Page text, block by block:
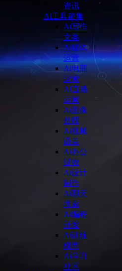
资讯
Ai工具箱集
Ai写作
文案
Ai媒体
运营
Ai电商
运营
AI直播
运营
Ai图像
处理
Ai视频
语音
Ai办公
提效
Ai设计
制作
Ai聊天
搜索
Ai编程
开发
Ai训练
模型
Ai学习
社区